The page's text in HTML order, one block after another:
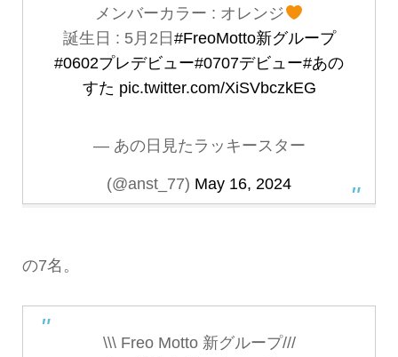
メンバーカラー : オレンジ
誕生日 : 5月2日#FreoMotto新グループ
#0602プレデビュー#0707デビュー#あの
すた pic.twitter.com/XiSVbczkEG
— あの日見たラッキースター
(@anst_77) May 16, 2024
の7名。
\\\ Freo Motto 新グループ///